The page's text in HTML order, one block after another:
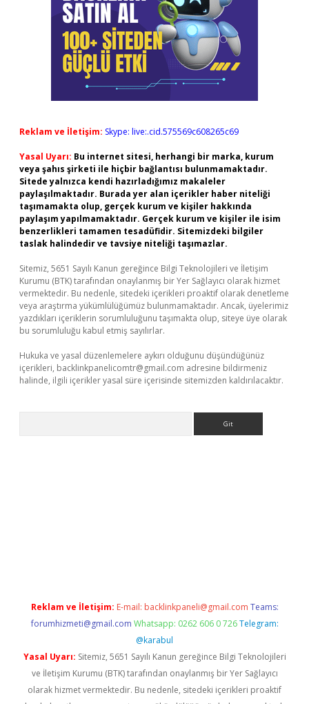
Reklam ve İletişim: Skype: live:.cid.575569c608265c69
Yasal Uyarı: Bu internet sitesi, herhangi bir marka, kurum
veya şahıs şirketi ile hiçbir bağlantısı bulunmamaktadır.
Sitede yalnızca kendi hazırladığımız makaleler
paylaşılmaktadır. Burada yer alan içerikler haber niteliği
taşımamakta olup, gerçek kurum ve kişiler hakkında
paylaşım yapılmamaktadır. Gerçek kurum ve kişiler ile isim
benzerlikleri tamamen tesadüfidir. Sitemizdeki bilgiler
taslak halindedir ve tavsiye niteliği taşımazlar.
Sitemiz, 5651 Sayılı Kanun gereğince Bilgi Teknolojileri ve İletişim
Kurumu (BTK) tarafından onaylanmış bir Yer Sağlayıcı olarak hizmet
vermektedir. Bu nedenle, sitedeki içerikleri proaktif olarak denetleme
veya araştırma yükümlülüğümüz bulunmamaktadır. Ancak, üyelerimiz
yazdıkları içeriklerin sorumluluğunu taşımakta olup, siteye üye olarak
bu sorumluluğu kabul etmiş sayılırlar.
Hukuka ve yasal düzenlemelere aykırı olduğunu düşündüğünüz
içerikleri, backlinkpanelicomtr@gmail.com adresine bildirmeniz
halinde, ilgili içerikler yasal süre içerisinde sitemizden kaldırılacaktır.
Reklam ve İletişim: E-mail: backlinkpaneli@gmail.com Teams:
forumhizmeti@gmail.com Whatsapp: 0262 606 0 726 Telegram:
@karabul
Yasal Uyarı: Sitemiz, 5651 Sayılı Kanun gereğince Bilgi Teknolojileri
ve İletişim Kurumu (BTK) tarafından onaylanmış bir Yer Sağlayıcı
olarak hizmet vermektedir. Bu nedenle, sitedeki içerikleri proaktif